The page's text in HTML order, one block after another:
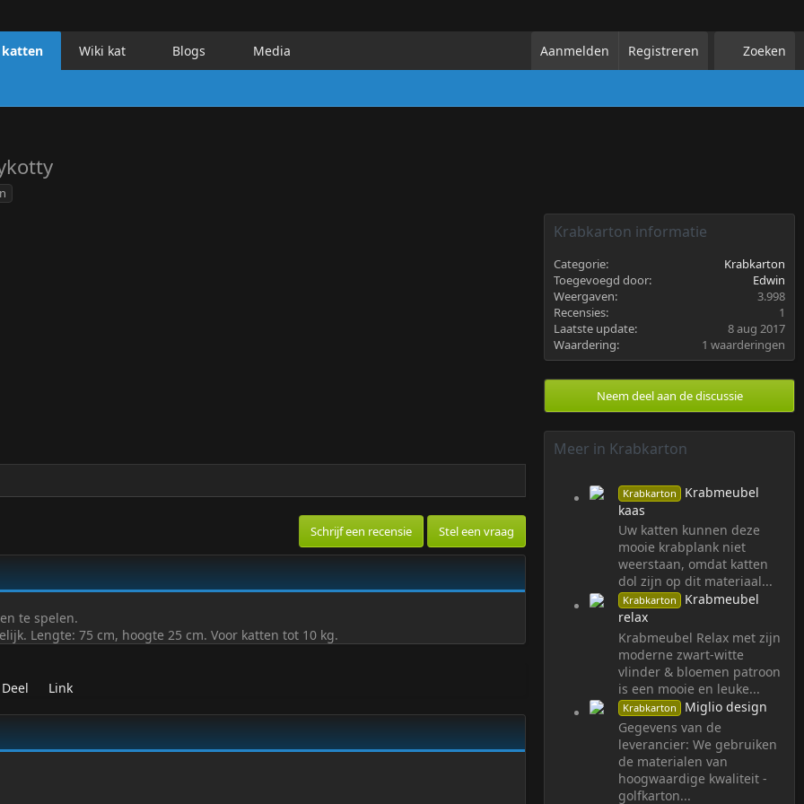
Wiki kat Blogs Media Aanmelden Registreren Zoeken
Schrijf een recensie Stel een vraag
te spelen.
Lengte: 75 cm, hoogte 25 cm. Voor katten tot 10 kg.
Deel Link
Krabkarton informatie
Categorie
Krabkarton
Toegevoegd door
Edwin
Weergaven
3.998
Recensies
1
Laatste update
8 aug 2017
Waardering
5
,
0
0
k
e
1 waarderingen
Neem deel aan de discussie
Meer in Krabkarton
Krabkarton
Krabmeubel
kaas
Uw katten kunnen deze
mooie krabplank niet
weerstaan, omdat katten
dol zijn op dit materiaal...
Krabkarton
Krabmeubel
relax
Krabmeubel Relax met zijn
moderne zwart-witte
vlinder & bloemen patroon
is een mooie en leuke...
Krabkarton
Miglio design
Gegevens van de
leverancier: We gebruiken
de materialen van
hoogwaardige kwaliteit -
golfkarton...